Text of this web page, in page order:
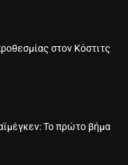
στον Κόστιτς
Το πρώτο βήμα